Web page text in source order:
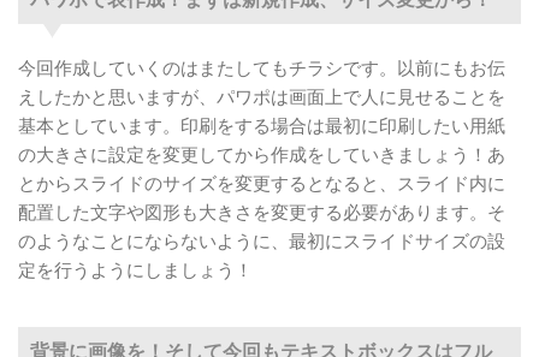
パワポで表作成！まずは新規作成、サイズ変更か
ら！
背景に画像を！そして今回もテキストボックスは
フル活用！
いよいよ表を挿入します。色の設定でよりおしゃ
れ度がアップ！
図形を使ってもOK！レイアウトで表に仕立てる！
今回作成していくのはまたしてもチラシです。以前にもお伝
えしたかと思いますが、パワポは画面上で人に見せることを
基本としています。印刷をする場合は最初に印刷したい用紙
の大きさに設定を変更してから作成をしていきましょう！あ
とからスライドのサイズを変更するとなると、スライド内に
配置した文字や図形も大きさを変更する必要があります。そ
のようなことにならないように、最初にスライドサイズの設
定を行うようにしましょう！
背景に画像を！そして今回もテキストボックスはフル